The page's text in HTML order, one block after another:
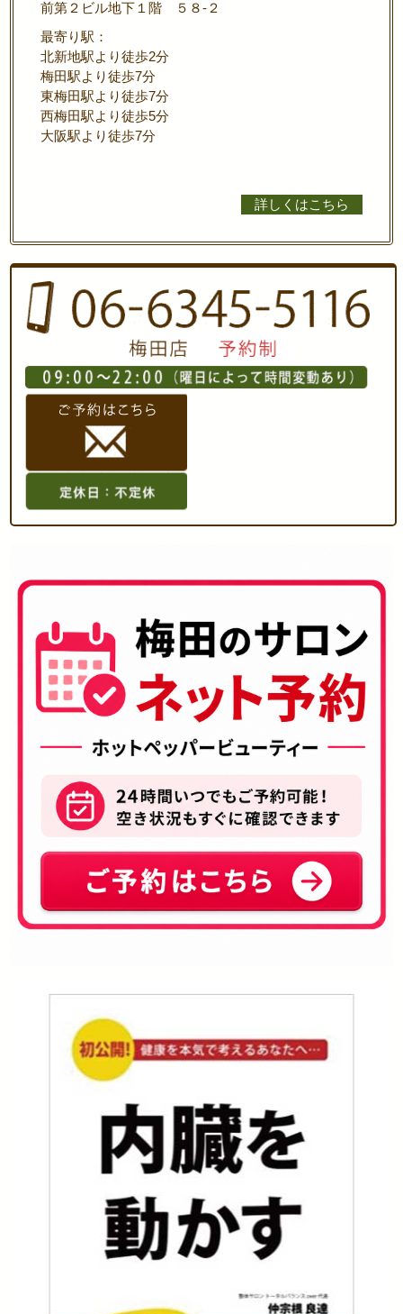
前第２ビル地下１階 ５８-２
最寄り駅：
北新地駅より徒歩2分
梅田駅より徒歩7分
東梅田駅より徒歩7分
西梅田駅より徒歩5分
大阪駅より徒歩7分
詳しくはこちら